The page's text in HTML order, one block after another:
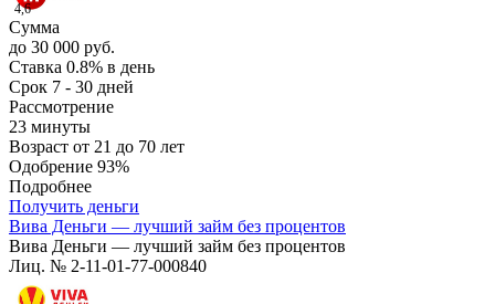
4,6
Сумма
до 30 000 руб.
Ставка 0.8% в день
Срок 7 - 30 дней
Рассмотрение
23 минуты
Возраст от 21 до 70 лет
Одобрение 93%
Подробнее
Получить деньги
Вива Деньги — лучший займ без процентов
Вива Деньги — лучший займ без процентов
Лиц. № 2-11-01-77-000840